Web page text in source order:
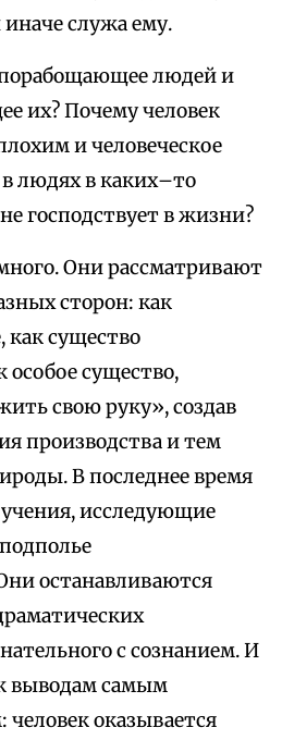
иначе служа ему.
людей и
их? Почему человек
и человеческое
людях в каких–то
господствует в жизни?
Они рассматривают
сторон: как
как существо
особое существо,
свою руку», создав
производства и тем
В последнее время
исследующие
останавливаются
с сознанием. И
выводам самым
оказывается